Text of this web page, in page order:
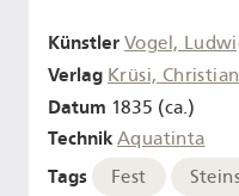
Künstler Vogel,
Verlag Krüsi, Christian
Datum 1835 (ca.)
Technik Aquatinta
Tags Fest